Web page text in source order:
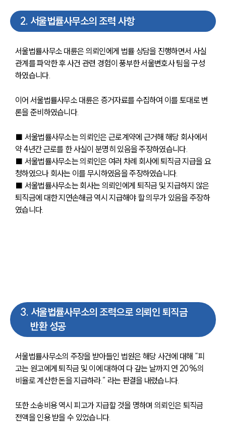
2. 서울법률사무소의 조력 사항
서울법률사무소 대륜은 의뢰인에게 법률 상담을 진행하면서 사실
관계를 파악한 후 사건 관련 경험이 풍부한 서울변호사 팀을 구성
하였습니다.
이어 서울법률사무소 대륜은 증거자료를 수집하여 이를 토대로 변
론을 준비하였습니다.
■ 서울법률사무소는 의뢰인은 근로계약에 근거해 해당 회사에서
약 4년간 근로를 한 사실이 분명히 있음을 주장하였습니다.
■ 서울법률사무소는 의뢰인은 여러 차례 회사에 퇴직금 지급을 요
청하였으나 회사는 이를 무시하였음을 주장하였습니다.
■ 서울법률사무소는 회사는 의뢰인에게 퇴직금 및 지급하지 않은
퇴직금에 대한 지연손해금 역시 지급해야 할 의무가 있음을 주장하
였습니다.
3. 서울법률사무소의 조력으로 의뢰인 퇴직금
반환 성공
서울법률사무소의 주장을 받아들인 법원은 해당 사건에 대해 “피
고는 원고에게 퇴직금 및 이에 대하여 다 갚는 날까지 연 20%의
비율로 계산한 돈을 지급하라.” 라는 판결을 내렸습니다.
또한 소송비용 역시 피고가 지급할 것을 명하며 의뢰인은 퇴직금
전액을 인용 받을 수 있었습니다.